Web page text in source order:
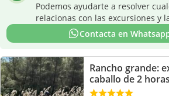
Podemos ayudarte a resolver
relacionas con las excursiones y
Contacta en
Rancho grande:
caballo de 2 horas